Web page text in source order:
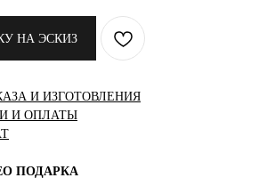
НА ЭСКИЗ
И ИЗГОТОВЛЕНИЯ
И ОПЛАТЫ
ПОДАРКА